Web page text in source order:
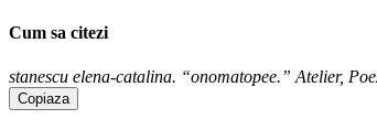
Cum sa citezi
stanescu elena-catalina. “onomatopee.” Atelier,
Copiaza